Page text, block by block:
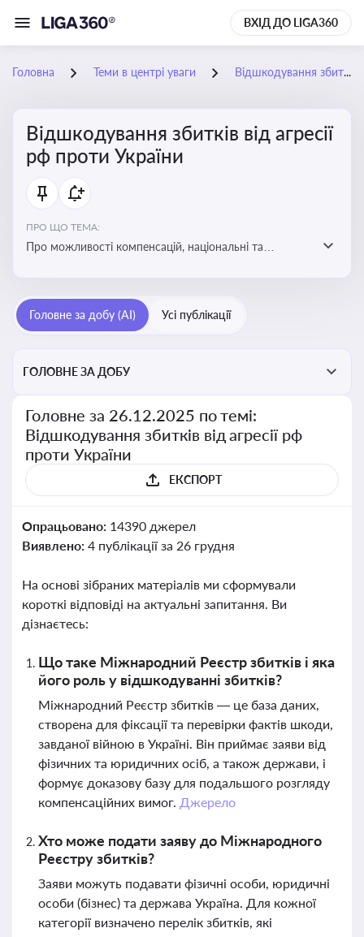
ВХІД ДО LIGA360
Головна Теми в центрі уваги Відшкодування збитків від агресії рф проти України
Відшкодування збитків від агресії
рф проти України
ПРО ЩО ТЕМА:
Про можливості компенсацій, національні та
Головне за добу (AI) Усі публікації
ГОЛОВНЕ ЗА ДОБУ
Головне за 26.12.2025 по темі:
Відшкодування збитків від агресії рф
проти України
ЕКСПОРТ
Опрацьовано: 14390 джерел
Виявлено: 4 публікації за 26 грудня
На основі зібраних матеріалів ми сформували
короткі відповіді на актуальні запитання. Ви
дізнаєтесь:
Що таке Міжнародний Реєстр збитків і яка
його роль у відшкодуванні збитків?
Міжнародний Реєстр збитків — це база даних,
створена для фіксації та перевірки фактів шкоди,
завданої війною в Україні. Він приймає заяви від
фізичних та юридичних осіб, а також держави, і
формує доказову базу для подальшого розгляду
компенсаційних вимог. Джерело
Хто може подати заяву до Міжнародного
Реєстру збитків?
Заяви можуть подавати фізичні особи, юридичні
особи (бізнес) та держава Україна. Для кожної
категорії визначено перелік збитків, які